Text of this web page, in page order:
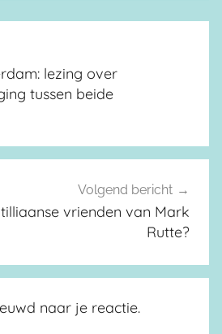
lezing over
tussen beide
Volgend bericht
vrienden van Mark
Rutte?
naar je reactie.